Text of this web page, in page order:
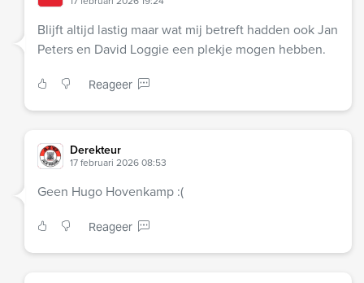
Blijft altijd lastig maar wat mij betreft hadden ook Jan
Peters en David Loggie een plekje mogen hebben.
Reageer
Derekteur
17 februari 2026 08:53
Geen Hugo Hovenkamp :(
Reageer